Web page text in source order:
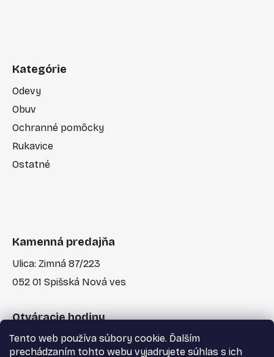
Tento web používa súbory cookie. Ďalším
prechádzaním tohto webu vyjadrujete súhlas s ich
Kategórie
Odevy
Obuv
Ochranné pomôcky
Rukavice
Ostatné
Kamenná predajňa
Ulica: Zimná 87/223
052 01 Spišská Nová ves
Otváracie hodiny
Po-Pia: 7:30 - 17:00